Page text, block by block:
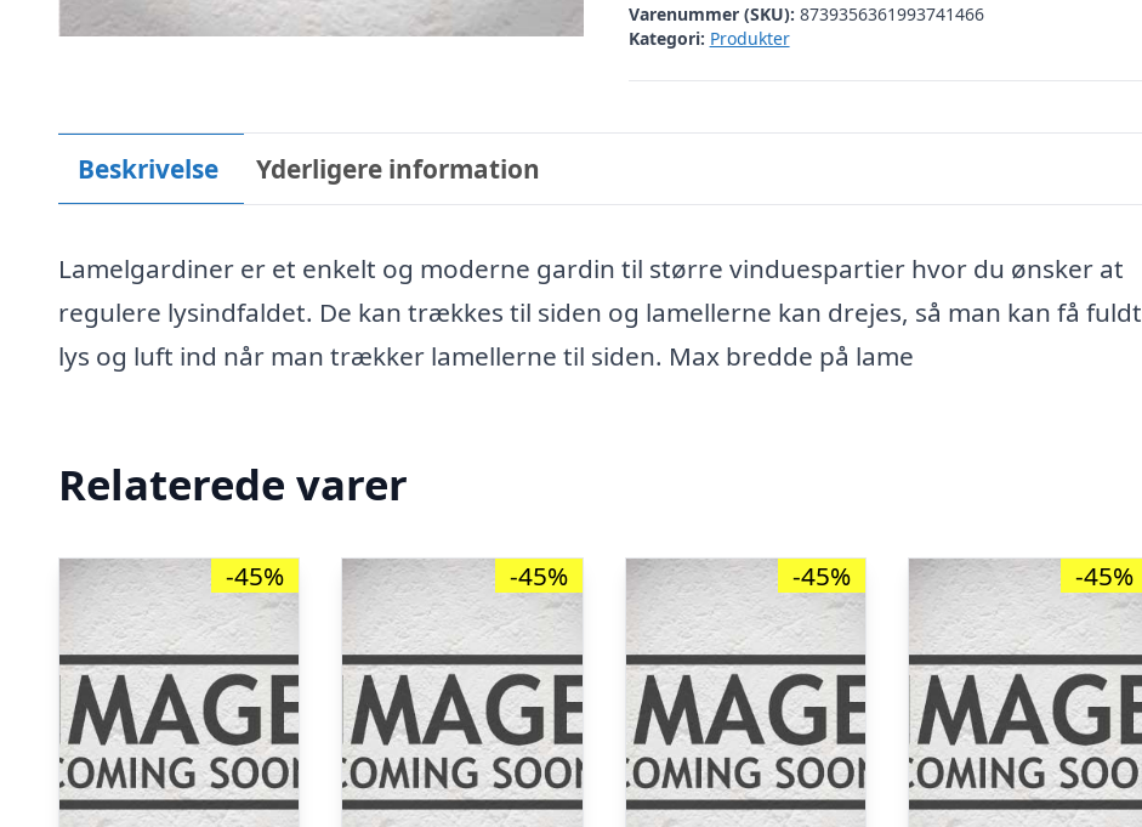
Varenummer (SKU): 8739356361993741466
Kategori: Produkter
Beskrivelse Yderligere information
Lamelgardiner er et enkelt og moderne gardin til større vinduespartier hvor du ønsker at
regulere lysindfaldet. De kan trækkes til siden og lamellerne kan drejes, så man kan få fuldt
lys og luft ind når man trækker lamellerne til siden. Max bredde på lame
Relaterede varer
-45% -45% -45% -45%